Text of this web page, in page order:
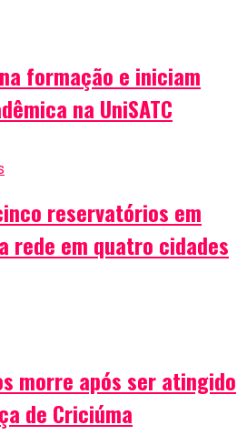
formação e iniciam
na UniSATC
reservatórios em
rede em quatro cidades
morre após ser atingido
de Criciúma